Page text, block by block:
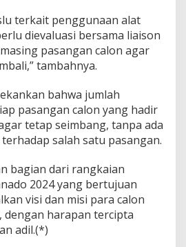
terkait penggunaan alat
dievaluasi bersama liaison
pasangan calon agar
tambahnya.
bahwa jumlah
pasangan calon yang hadir
tetap seimbang, tanpa ada
salah satu pasangan.
bagian dari rangkaian
2024 yang bertujuan
visi dan misi para calon
dengan harapan tercipta
adil.(*)